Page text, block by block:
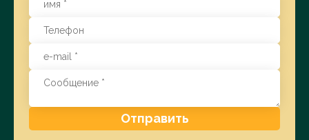
Отправить